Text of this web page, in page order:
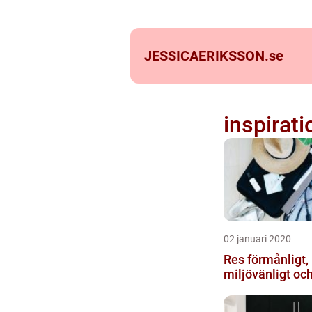
JESSICAERIKSSON.se
02 januari 2020
Res förmånligt,
miljövänligt